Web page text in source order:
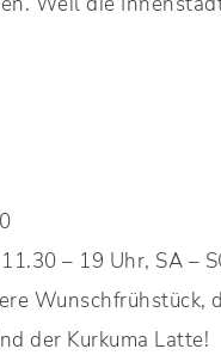
– 19 Uhr, SA –
Wunschfrühstück,
der Kurkuma Latte!